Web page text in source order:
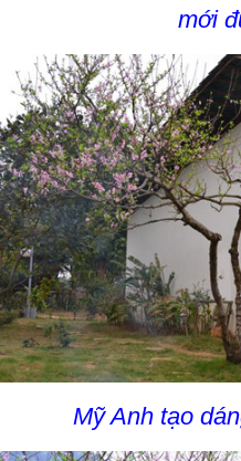
mới
Mỹ Anh tạo